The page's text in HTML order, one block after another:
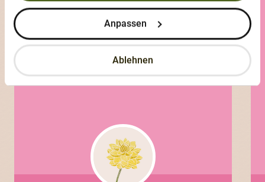
Anpassen
Ablehnen